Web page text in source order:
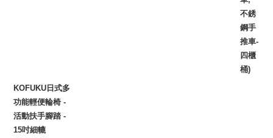
KOFUKU日式多
功能輕便輪椅 -
活動扶手腳踏 -
15吋細轆